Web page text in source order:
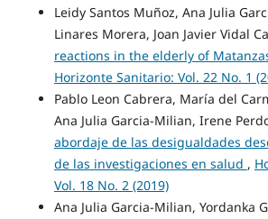
Leidy Santos Muñoz, Ana Julia
Linares Morera, Joan Javier Vidal
reactions in the elderly of
Horizonte Sanitario: Vol. 22 No. 1
Pablo Leon Cabrera, María del
Ana Julia Garcia-Milian, Irene
abordaje de las desigualdades
de las investigaciones en salud ,
Vol. 18 No. 2 (2019)
Ana Julia Garcia-Milian, Yordanka